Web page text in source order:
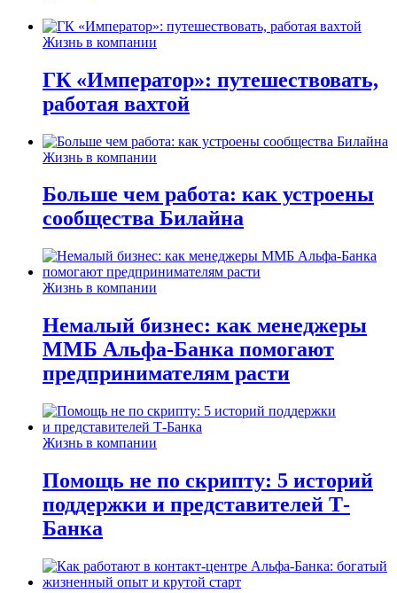
Жизнь в компании
ГК «Император»: путешествовать,
работая вахтой
Жизнь в компании
Больше чем работа: как устроены
сообщества Билайна
Жизнь в компании
Немалый бизнес: как менеджеры
ММБ Альфа-Банка помогают
предпринимателям расти
Жизнь в компании
Помощь не по скрипту: 5 историй
поддержки и представителей Т-
Банка